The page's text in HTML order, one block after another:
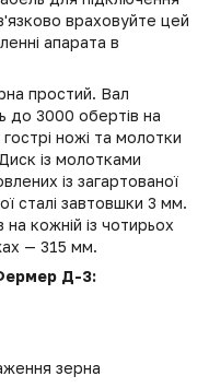
враховуйте цей
апарата в
простий. Вал
до 3000 обертів на
ножі та молотки
із молотками
із загартованої
сталі завтовшки 3 мм.
кожній із чотирьох
— 315 мм.
Д-3:
зерна